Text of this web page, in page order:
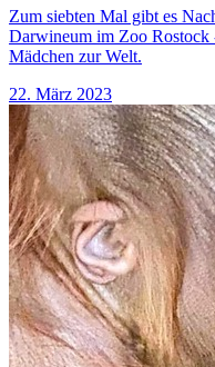
Zum siebten Mal gibt es
Darwineum im Zoo Rostock
Mädchen zur Welt.
22. März 2023